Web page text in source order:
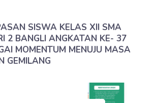
SISWA KELAS XII SMA
2 BANGLI ANGKATAN KE- 37
MOMENTUM MENUJU MASA
GEMILANG